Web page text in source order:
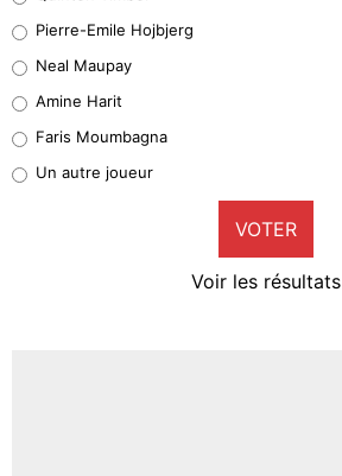
4%
1%
9%
Pierre-Emile Hojbjerg
Neal Maupay
Amine Harit
Faris Moumbagna
Un autre joueur
VOTER
Voir les résultats